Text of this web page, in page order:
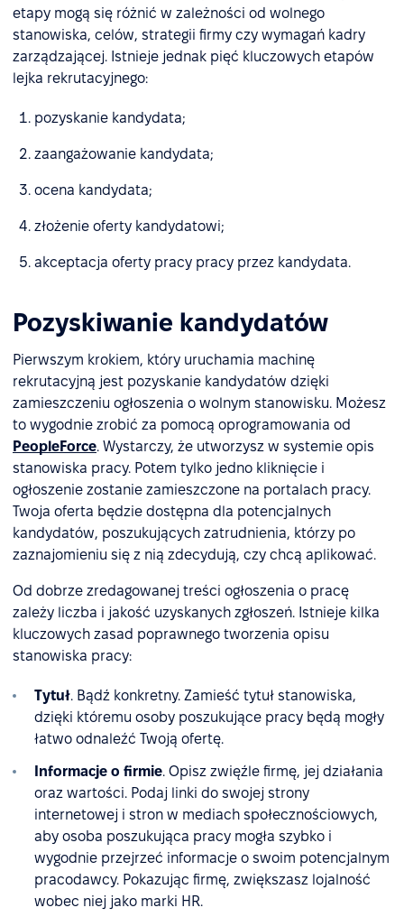
etapy mogą się różnić w zależności od wolnego
stanowiska, celów, strategii firmy czy wymagań kadry
zarządzającej. Istnieje jednak pięć kluczowych etapów
lejka rekrutacyjnego:
pozyskanie kandydata;
zaangażowanie kandydata;
ocena kandydata;
złożenie oferty kandydatowi;
akceptacja oferty pracy pracy przez kandydata.
Pozyskiwanie kandydatów
Pierwszym krokiem, który uruchamia machinę
rekrutacyjną jest pozyskanie kandydatów dzięki
zamieszczeniu ogłoszenia o wolnym stanowisku. Możesz
to wygodnie zrobić za pomocą oprogramowania od
PeopleForce. Wystarczy, że utworzysz w systemie opis
stanowiska pracy. Potem tylko jedno kliknięcie i
ogłoszenie zostanie zamieszczone na portalach pracy.
Twoja oferta będzie dostępna dla potencjalnych
kandydatów, poszukujących zatrudnienia, którzy po
zaznajomieniu się z nią zdecydują, czy chcą aplikować.
Od dobrze zredagowanej treści ogłoszenia o pracę
zależy liczba i jakość uzyskanych zgłoszeń. Istnieje kilka
kluczowych zasad poprawnego tworzenia opisu
stanowiska pracy:
Tytuł. Bądź konkretny. Zamieść tytuł stanowiska,
dzięki któremu osoby poszukujące pracy będą mogły
łatwo odnaleźć Twoją ofertę.
Informacje o firmie. Opisz zwięźle firmę, jej działania
oraz wartości. Podaj linki do swojej strony
internetowej i stron w mediach społecznościowych,
aby osoba poszukująca pracy mogła szybko i
wygodnie przejrzeć informacje o swoim potencjalnym
pracodawcy. Pokazując firmę, zwiększasz lojalność
wobec niej jako marki HR.